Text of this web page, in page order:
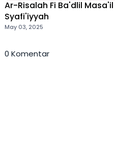
Ar-Risalah Fi Ba'dlil
Syafi'iyyah
May 03, 2025
0 Komentar